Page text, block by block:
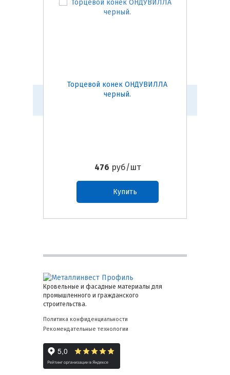
Торцевой конек ОНДУВИЛЛА
черный.
476 руб/шт
Купить
Кровельные и фасадные материалы для
промышленного и гражданского
строительства.
Политика конфиденциальности
Рекомендательные технологии